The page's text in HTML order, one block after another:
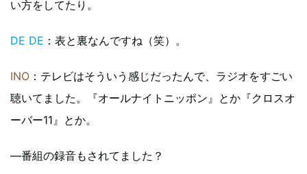
い方をしてたり。
DE DE ：表と裏なんですね（笑）。
INO ：テレビはそういう感じだったんで、ラジオをすごい
聴いてました。『オールナイトニッポン』とか『クロスオ
ーバー11』とか。
―番組の録音もされてました？